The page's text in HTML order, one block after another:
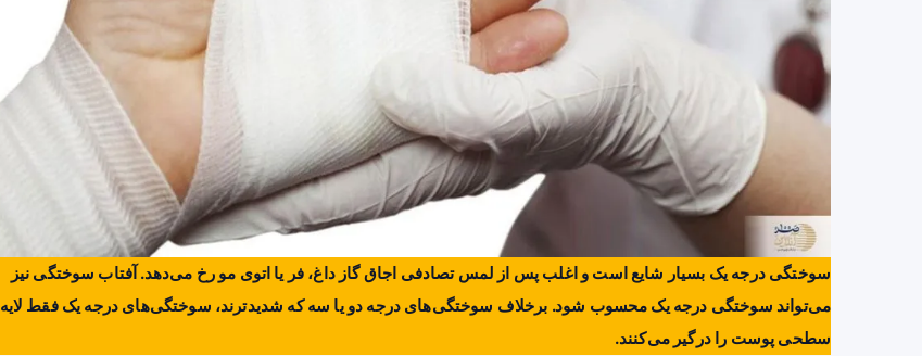
سوختگی درجه یک بسیار شایع است و اغلب پس از لمس تصادفی اجاق گاز داغ، فر یا اتوی مو رخ می‌دهد. آفتاب سوختگی نیز
می‌تواند سوختگی درجه یک محسوب شود. برخلاف سوختگی‌های درجه دو یا سه که شدیدترند، سوختگی‌های درجه یک فقط لایه
سطحی پوست را درگیر می‌کنند.